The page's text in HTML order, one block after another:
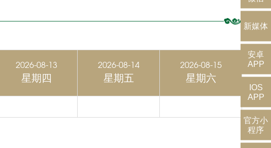
新媒体
安卓
APP
IOS
APP
官方小
程序
2026-08-13
星期四
2026-08-14
星期五
2026-08-15
星期六